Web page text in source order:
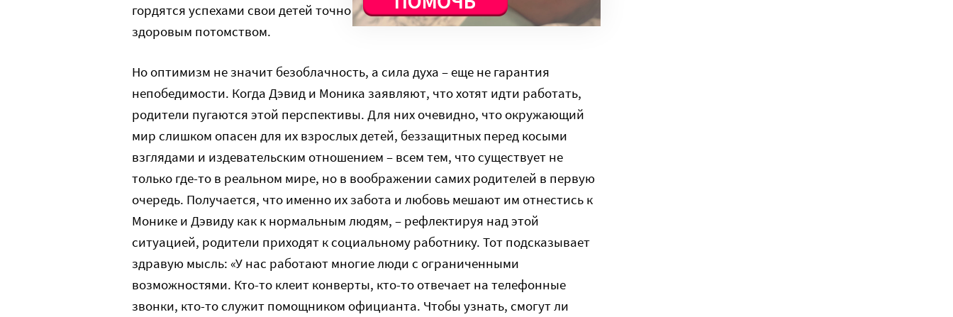
гордятся успехами свои детей точно так же, как другие гордятся идеально
здоровым потомством.
Но оптимизм не значит безоблачность, а сила духа – еще не гарантия
непобедимости. Когда Дэвид и Моника заявляют, что хотят идти работать,
родители пугаются этой перспективы. Для них очевидно, что окружающий
мир слишком опасен для их взрослых детей, беззащитных перед косыми
взглядами и издевательским отношением – всем тем, что существует не
только где-то в реальном мире, но в воображении самих родителей в первую
очередь. Получается, что именно их забота и любовь мешают им отнестись к
Монике и Дэвиду как к нормальным людям, – рефлектируя над этой
ситуацией, родители приходят к социальному работнику. Тот подсказывает
здравую мысль: «У нас работают многие люди с ограниченными
возможностями. Кто-то клеит конверты, кто-то отвечает на телефонные
звонки, кто-то служит помощником официанта. Чтобы узнать, смогут ли